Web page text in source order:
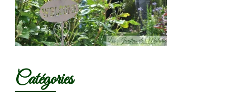
Catégories